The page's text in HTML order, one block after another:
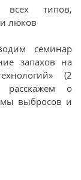
всех типов,
люков
семинар
запахов на
(2
расскажем о
выбросов и